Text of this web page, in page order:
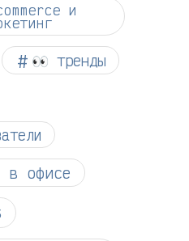
и
👀 тренды
в офисе